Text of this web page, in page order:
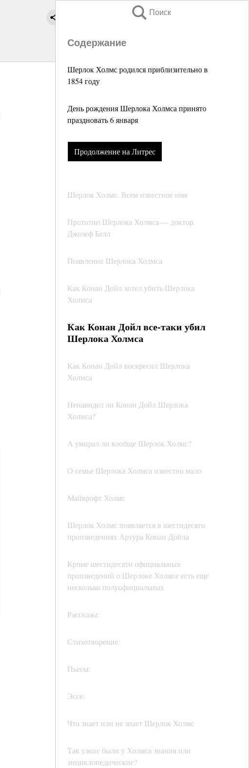
Поиск
Содержание
Шерлок Холмс родился приблизительно в
1854 году
День рождения Шерлока Холмса принято
праздновать 6 января
Продолжение на Литрес
Шерлок Холмс. Всем известное имя
Прототип Шерлока Холмса — доктор
Джозеф Белл
Появление Шерлока Холмса
Как Конан Дойл хотел убить Шерлока
Холмса
Как Конан Дойл все-таки убил
Шерлока Холмса
Как Конан Дойл воскресил Шерлока
Холмса
Ненавидел ли Конан Дойл Шерлока
Холмса?
А умирал ли вообще Шерлок Холмс?
О семье Шерлока Холмса известно мало
Майкрофт Холмс
Шерлок Холмс появляется в шестидесяти
произведениях Артура Конан Дойла
Кроме шестидесяти официальных
произведений о Шерлоке Холмсе есть еще
несколько полуофициальных
Рассказы:
Стихотворение:
Пьесы:
Эссе:
Что знает или не знает Шерлок Холмс
Так узкие были у Холмса знания или
энциклопедические?